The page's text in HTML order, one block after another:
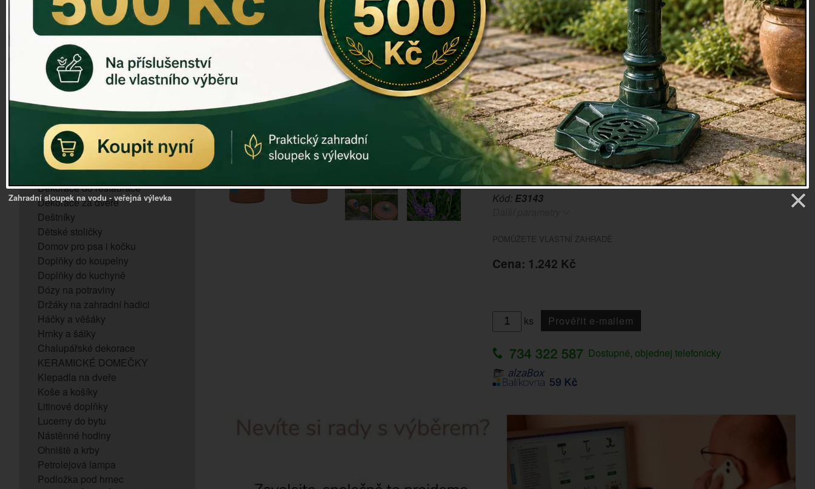
PTAČÍ KRMÍTKA
SLUNEČNÍ HODINY
Dózy na brambory a zeleninu
VÝPRODEJ - poslední kusy
Andělé, něžné sošky
Aroma lampy
Buddha soška
BUDKY PRO SÝKORKY
Budky pro vrabce
Bytový textil
Dárky pro muže
Dekorace do bytu
Dekorace do restaurace
Dekorace za dveře
Deštníky
Dětské stoličky
Domov pro psa i kočku
Doplňky do koupelny
Doplňky do kuchyně
Dózy na potraviny
Držáky na zahradní hadici
Háčky a věšáky
Hrnky a šálky
Chalupářské dekorace
KERAMICKÉ DOMEČKY
Klepadla na dveře
Koše a košíky
Litinové doplňky
Lucerny do bytu
Nástěnné hodiny
Ohniště a krby
Petrolejová lampa
Podložka pod hrnec
čmeláky jim toto útočiště může snadno poskytnout. Naláká čmeláky a
navíc vypadá dekorativně. Co budeme ještě potřebovat?Dozvíte se
zde >>>
V naší nabídce najdete ihnízdní výplňz přírodního materiálu, ve které
budečmelákůmpřes zimu krásně teploučko.
Domek pro čmeláky
Rozměry: 18 x 18 x 18 cm
Záruka: 2 roky
Kód: E3143
POMŮŽETE VLASTNÍ ZAHRADĚ
Cena: 1.242 Kč
ks Prověřit e-mailem
Dostupné, objednej telefonicky
Zahradní sloupek na vodu - veřejná výlevka